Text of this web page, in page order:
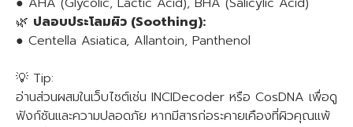
🌿 ปลอบประโลมผิว (Soothing):
● Centella Asiatica, Allantoin, Panthenol
💡 Tip:
อ่านส่วนผสมในเว็บไซต์เช่น INCIDecoder หรือ CosDNA เพื่อดู
ฟังก์ชันและความปลอดภัย หากมีสารก่อระคายเคืองที่ผิวคุณแพ้